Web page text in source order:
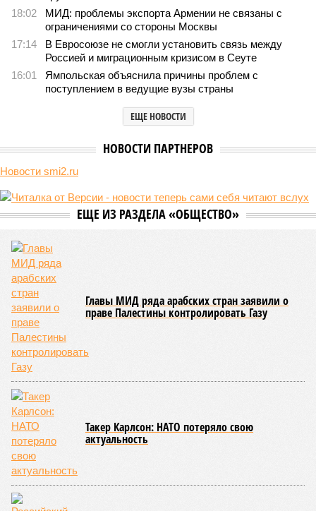
Природа постоянно вступает в противоречие с нами. Ведь пока
она стремится всё на планете держать в балансе, человечество
не особенно церемонится с окружающей средой. Самые
массовые катастрофы в прошлом – какими они были? Какие
ждут нас со дня на день и чем грозят?
Рассказ
последствия очередного апокалипсиса, искусственно
вызванного группой биологов, называется «Конец всей
этой мерзости». В реальной жизни участия пытливых
исследователей в организации конца света может не
понадобиться: природа сама разберётся, как и где
уменьшить масштабы человеческой популяции.